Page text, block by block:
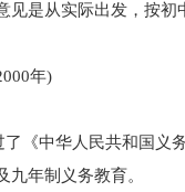
是从实际出发，按
年)
《中华人民共和国
年制义务教育。